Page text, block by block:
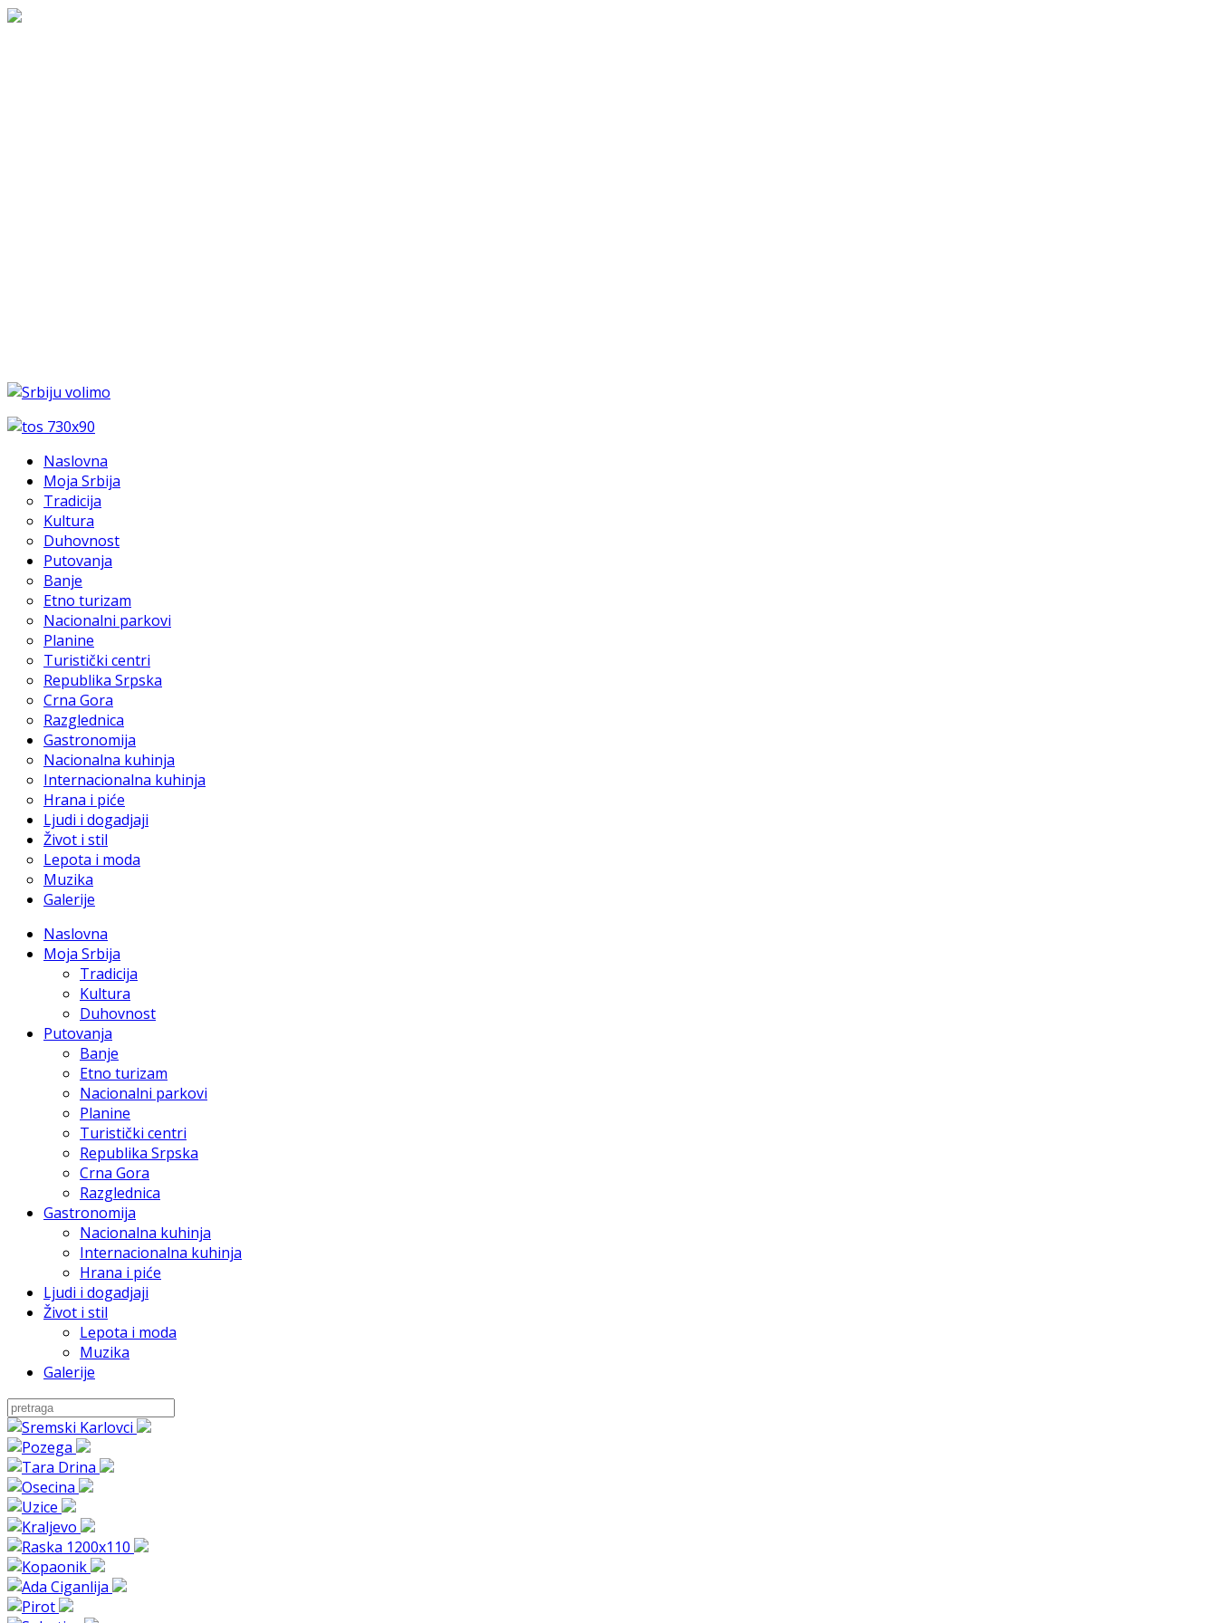
Naslovna
Moja Srbija
Tradicija
Kultura
Duhovnost
Putovanja
Banje
Etno turizam
Nacionalni parkovi
Planine
Turistički centri
Republika Srpska
Crna Gora
Razglednica
Gastronomija
Nacionalna kuhinja
Internacionalna kuhinja
Hrana i piće
Ljudi i dogadjaji
Život i stil
Lepota i moda
Muzika
Galerije
Naslovna
Moja Srbija
Tradicija
Kultura
Duhovnost
Putovanja
Banje
Etno turizam
Nacionalni parkovi
Planine
Turistički centri
Republika Srpska
Crna Gora
Razglednica
Gastronomija
Nacionalna kuhinja
Internacionalna kuhinja
Hrana i piće
Ljudi i dogadjaji
Život i stil
Lepota i moda
Muzika
Galerije